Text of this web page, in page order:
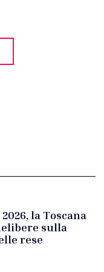
la Toscana
sulla
rese